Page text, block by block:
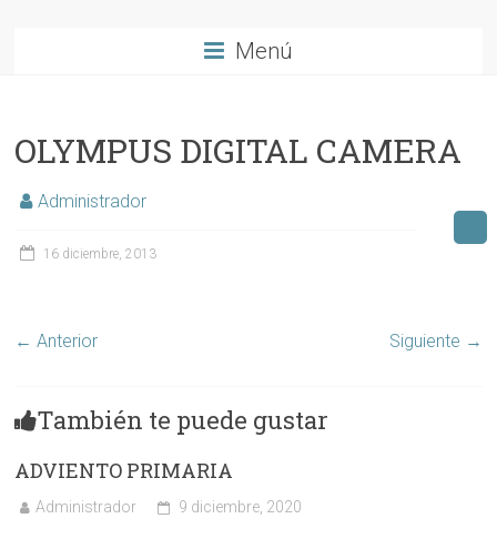
Menú
OLYMPUS DIGITAL CAMERA
Administrador
16 diciembre, 2013
← Anterior Siguiente →
También te puede gustar
ADVIENTO PRIMARIA
Administrador 9 diciembre, 2020